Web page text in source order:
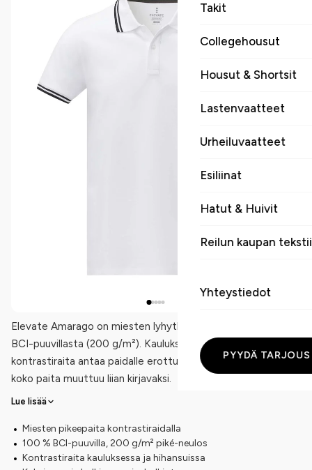
Takit
Collegehousut
Housut & Shortsit
Lastenvaatteet
Urheiluvaatteet
Esiliinat
Hatut & Huivit
Reilun kaupan
Yhteystiedot
PYYDÄ TARJOUS
Elevate Amarago on miesten lyhythihainen pikeepaita 100 %
BCI-puuvillasta (200 g/m²). Kauluksen ja hihansuiden
kontrastiraita antaa paidalle erottuvan ilmeen ilman, että
koko paita muuttuu liian kirjavaksi.
Lue lisää
Miesten pikeepaita kontrastiraidalla
100 % BCI-puuvilla, 200 g/m² piké-neulos
Kontrastiraita kauluksessa ja hihansuissa